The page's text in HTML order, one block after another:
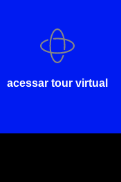
acessar tour virtual